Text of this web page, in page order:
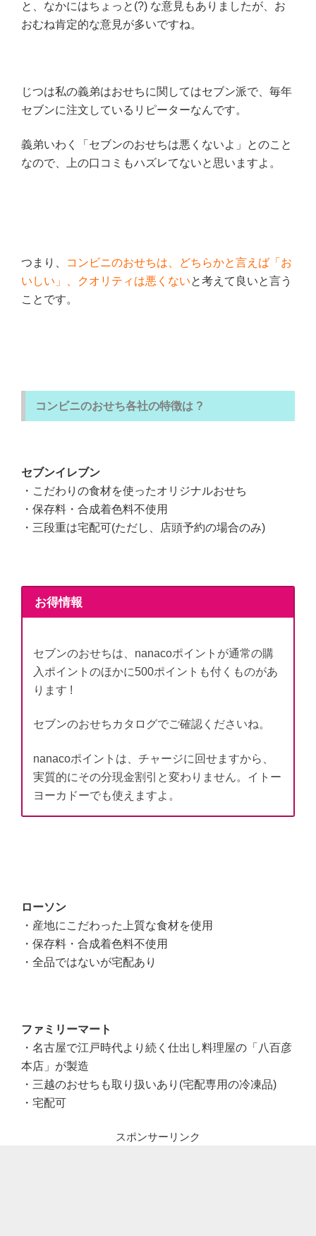
と、なかにはちょっと(?) な意見もありましたが、お
おむね肯定的な意見が多いですね。
じつは私の義弟はおせちに関してはセブン派で、 毎年
セブンに注文しているリピーターなんです。
義弟いわく「セブンのおせちは悪くないよ」とのこと
なので、上の口コミもハズレてないと思いますよ。
つまり、
コンビニのおせちは、どちらかと言えば「お
いしい」、クオリティは悪くないと考えて良いと言う
ことです。
コンビニのおせち各社の特徴は ?
セブンイレブン
・こだわりの食材を使ったオリジナルおせち
・保存料・合成着色料不使用
・三段重は宅配可(ただし、店頭予約の場合のみ)
お得情報
セブンのおせちは、nanacoポイントが通常の購
入ポイントのほかに500ポイントも付くものがあ
ります !
セブンのおせちカタログでご確認くださいね。
nanacoポイントは、チャージに回せますから、
実質的にその分現金割引と変わりません。イトー
ヨーカドーでも使えますよ。
ローソン
・産地にこだわった上質な食材を使用
・保存料・合成着色料不使用
・全品ではないが宅配あり
ファミリーマート
・名古屋で江戸時代より続く仕出し料理屋の「八百彦
本店」が製造
・三越のおせちも取り扱いあり(宅配専用の冷凍品)
・宅配可
スポンサーリンク